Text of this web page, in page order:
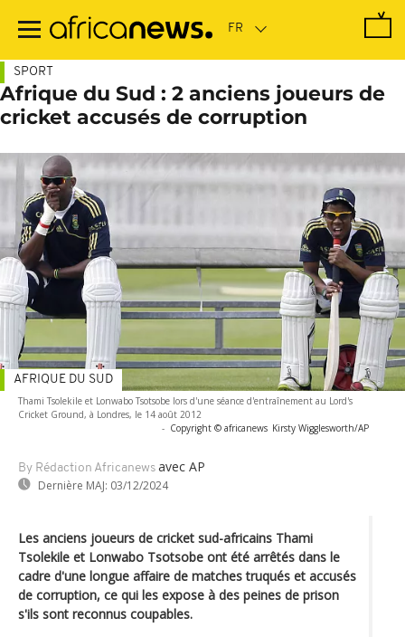
contenu
SPORT
Afrique du Sud : 2 anciens joueurs de
cricket accusés de corruption
Thami Tsolekile et Lonwabo Tsotsobe lors d'une séance d'entraînement au Lord's
Cricket Ground, à Londres, le 14 août 2012
- Copyright © africanews Kirsty Wigglesworth/AP
By Rédaction Africanews avec AP
Dernière MAJ: 03/12/2024
AFRIQUE DU SUD
Les anciens joueurs de cricket sud-africains Thami
Tsolekile et Lonwabo Tsotsobe ont été arrêtés dans le
cadre d'une longue affaire de matches truqués et accusés
de corruption, ce qui les expose à des peines de prison
s'ils sont reconnus coupables.